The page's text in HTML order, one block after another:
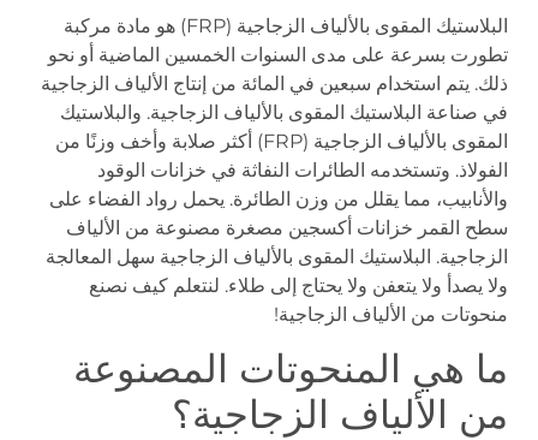
البلاستيك المقوى بالألياف الزجاجية (FRP) هو مادة مركبة
تطورت بسرعة على مدى السنوات الخمسين الماضية أو نحو
ذلك. يتم استخدام سبعين في المائة من إنتاج الألياف الزجاجية
في صناعة البلاستيك المقوى بالألياف الزجاجية. والبلاستيك
المقوى بالألياف الزجاجية (FRP) أكثر صلابة وأخف وزنًا من
الفولاذ. وتستخدمه الطائرات النفاثة في خزانات الوقود
والأنابيب، مما يقلل من وزن الطائرة. يحمل رواد الفضاء على
سطح القمر خزانات أكسجين مصغرة مصنوعة من الألياف
الزجاجية. البلاستيك المقوى بالألياف الزجاجية سهل المعالجة
ولا يصدأ ولا يتعفن ولا يحتاج إلى طلاء. لنتعلم كيف نصنع
منحوتات من الألياف الزجاجية!
ما هي المنحوتات المصنوعة
من الألياف الزجاجية؟